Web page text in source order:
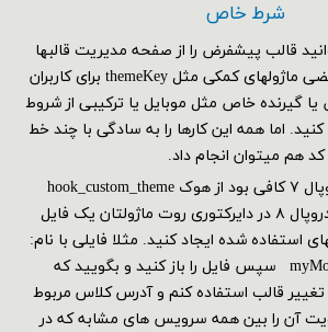
شرط خاص
قالب پیشفرض را از صفحه مدیریت قالبها
تنظیم کنید و یا با بعضی ماژولهای کمکی مثل themeKey برای کاربران
گیرنده خاص مثل موبایل یا ترکیبی از شروط
اما همه این کارها را به سادگی با چند خط
کد هم می‎توان انجام داد.
برای این کار در دروپال ۷ کافی بود از هوک hook_custom_theme
استفاده کنید.امادر دروپال ۸ در دایرکتوری روت ماژولتان یک فایل
شده ایجاد کنید. مثلا فایلی با نام:
myModule.services.yml سپس فایل را باز کنید و بگویید که
قالب استفاده کنم و آدرس کلاس مربوط
آن را بین همه سرویس های مشابه که در